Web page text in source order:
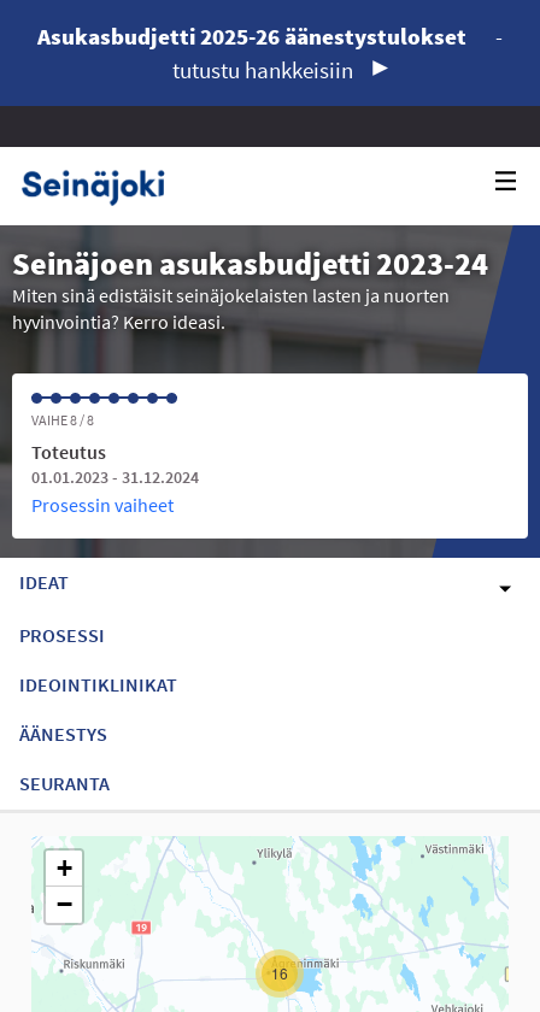
Asukasbudjetti 2025-26 äänestystulokset
-
tutustu hankkeisiin
Seinäjoen asukasbudjetti 2023-24
Miten sinä edistäisit seinäjokelaisten lasten ja nuorten
hyvinvointia? Kerro ideasi.
VAIHE 8 / 8
Toteutus
01.01.2023 - 31.12.2024
Prosessin vaiheet
IDEAT
PROSESSI
IDEOINTIKLINIKAT
ÄÄNESTYS
SEURANTA
Seuraavassa elementissä on kartta, joka esittää tämän sivun
16
+
−